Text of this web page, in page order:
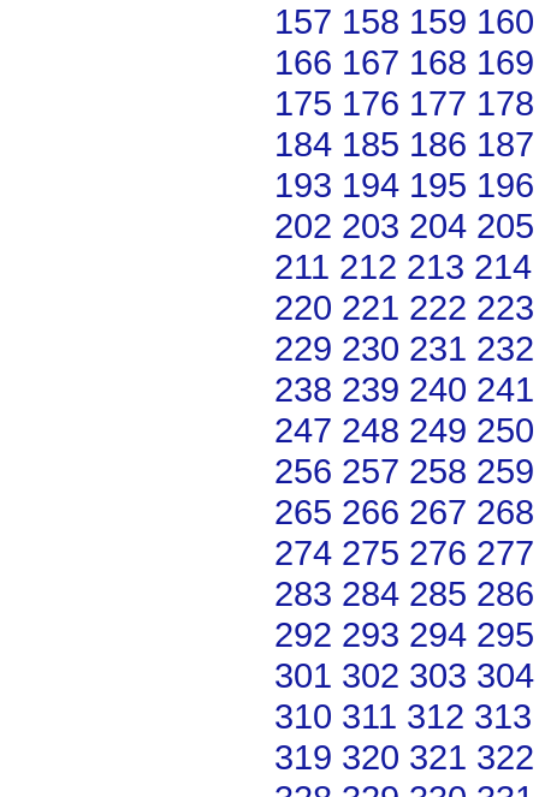
157 158 159 160
166 167 168 169
175 176 177 178
184 185 186 187
193 194 195 196
202 203 204 205
211 212 213 214
220 221 222 223
229 230 231 232
238 239 240 241
247 248 249 250
256 257 258 259
265 266 267 268
274 275 276 277
283 284 285 286
292 293 294 295
301 302 303 304
310 311 312 313
319 320 321 322